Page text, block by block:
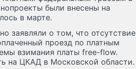
были внесены на
в марте.
заявляли о том, что отсутствие
проезд по платным
взимания платы free-flow.
на ЦКАД в Московской области.